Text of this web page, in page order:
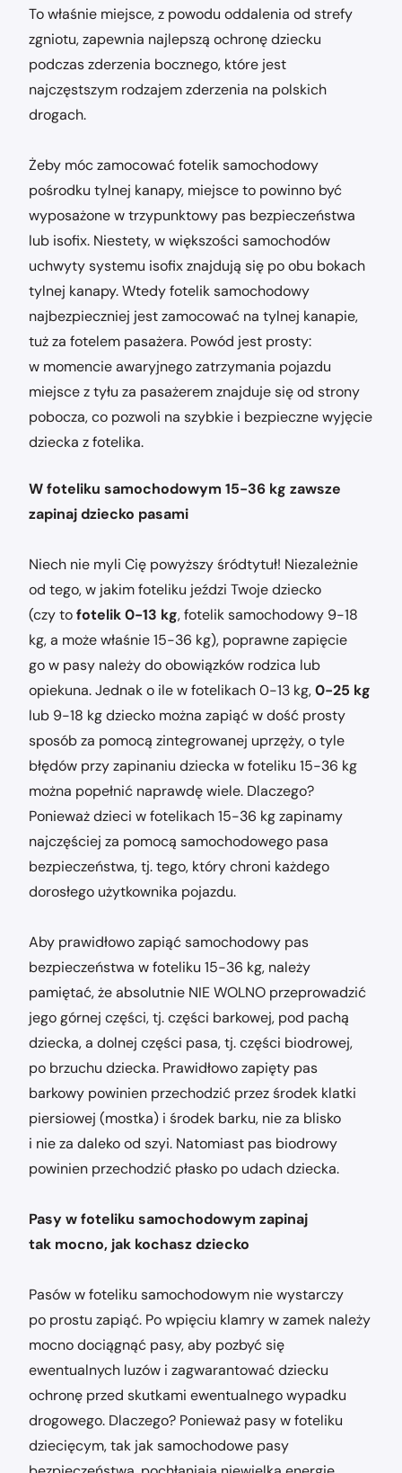
To właśnie miejsce, z powodu oddalenia od strefy
zgniotu, zapewnia najlepszą ochronę dziecku
podczas zderzenia bocznego, które jest
najczęstszym rodzajem zderzenia na polskich
drogach.
Żeby móc zamocować fotelik samochodowy
pośrodku tylnej kanapy, miejsce to powinno być
wyposażone w trzypunktowy pas bezpieczeństwa
lub isofix. Niestety, w większości samochodów
uchwyty systemu isofix znajdują się po obu bokach
tylnej kanapy. Wtedy fotelik samochodowy
najbezpieczniej jest zamocować na tylnej kanapie,
tuż za fotelem pasażera. Powód jest prosty:
w momencie awaryjnego zatrzymania pojazdu
miejsce z tyłu za pasażerem znajduje się od strony
pobocza, co pozwoli na szybkie i bezpieczne wyjęcie
dziecka z fotelika.
W foteliku samochodowym 15-36 kg zawsze
zapinaj dziecko pasami
Niech nie myli Cię powyższy śródtytuł! Niezależnie
od tego, w jakim foteliku jeździ Twoje dziecko
(czy tofotelik 0-13 kg, fotelik samochodowy 9-18
kg, a może właśnie 15-36 kg), poprawne zapięcie
go w pasy należy do obowiązków rodzica lub
opiekuna. Jednak o ile w fotelikach 0-13 kg,0-25 kg
lub 9-18 kg dziecko można zapiąć w dość prosty
sposób za pomocą zintegrowanej uprzęży, o tyle
błędów przy zapinaniu dziecka w foteliku 15-36 kg
można popełnić naprawdę wiele. Dlaczego?
Ponieważ dzieci w fotelikach 15-36 kg zapinamy
najczęściej za pomocą samochodowego pasa
bezpieczeństwa, tj. tego, który chroni każdego
dorosłego użytkownika pojazdu.
Aby prawidłowo zapiąć samochodowy pas
bezpieczeństwa w foteliku 15-36 kg, należy
pamiętać, że absolutnie NIE WOLNO przeprowadzić
jego górnej części, tj. części barkowej, pod pachą
dziecka, a dolnej części pasa, tj. części biodrowej,
po brzuchu dziecka. Prawidłowo zapięty pas
barkowy powinien przechodzić przez środek klatki
piersiowej (mostka) i środek barku, nie za blisko
i nie za daleko od szyi. Natomiast pas biodrowy
powinien przechodzić płasko po udach dziecka.
Pasy w foteliku samochodowym zapinaj
tak mocno, jak kochasz dziecko
Pasów w foteliku samochodowym nie wystarczy
po prostu zapiąć. Po wpięciu klamry w zamek należy
mocno dociągnąć pasy, aby pozbyć się
ewentualnych luzów i zagwarantować dziecku
ochronę przed skutkami ewentualnego wypadku
drogowego. Dlaczego? Ponieważ pasy w foteliku
dziecięcym, tak jak samochodowe pasy